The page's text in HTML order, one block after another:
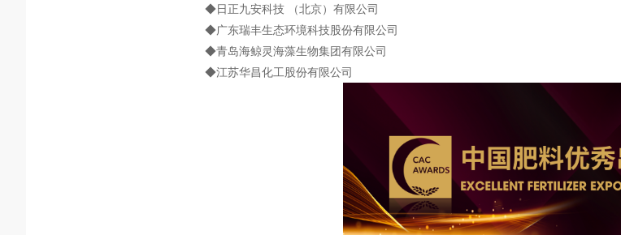
◆日正九安科技 （北京）有限公司
◆广东瑞丰生态环境科技股份有限公司
◆青岛海鲸灵海藻生物集团有限公司
◆江苏华昌化工股份有限公司